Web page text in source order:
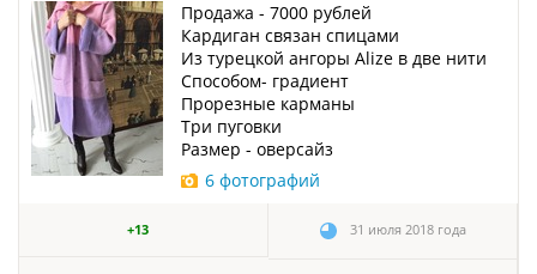
Продажа - 7000 рублей
Кардиган связан спицами
Из турецкой ангоры Alize в две нити
Способом- градиент
Прорезные карманы
Три пуговки
Размер - оверсайз
6 фотографий
+13 31 июля 2018 года